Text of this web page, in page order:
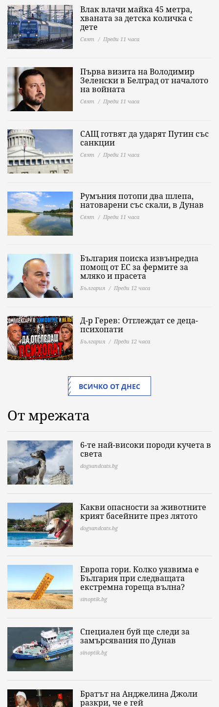
Влак влачи майка 45 метра,
хваната за детска количка с
дете
Свят Преди 11 часа
Първа визита на Володимир
Зеленски в Белград от началото
на войната
Свят Преди 11 часа
САЩ готвят да ударят Путин със
санкции
Свят Преди 11 часа
Румъния потопи два шлепа,
натоварени със скали, в Дунав
Свят Преди 11 часа
България поиска извънредна
помощ от ЕС за фермите за
мляко и прасета
България Преди 12 часа
Д-р Герев: Отглеждат се деца-
психопати
България Преди 12 часа
ВСИЧКО ОТ ДНЕС
От мрежата
6-те най-високи породи кучета в
света
dogsandcats.bg
Какви опасности за животните
крият басейните през лятото
dogsandcats.bg
Европа гори. Колко уязвима е
България при следващата
екстремна гореща вълна?
sinoptik.bg
Специален буй ще следи за
замърсявания по Дунав
sinoptik.bg
Братът на Анджелина Джоли
разкри, че е гей